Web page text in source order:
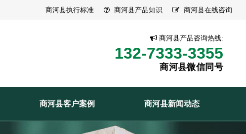
商河县执行标准 商河县产品知识 商河县在线咨询
商河县产品咨询热线:
132-7333-3355
商河县微信同号
商河县客户案例 商河县新闻动态